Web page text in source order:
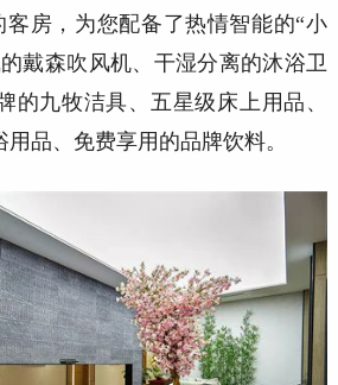
客房，为您配备了热情智能的“小
戴森吹风机、干湿分离的沐浴卫
的九牧洁具、五星级床上用品、
用品、免费享用的品牌饮料。